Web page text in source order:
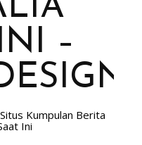
–
Kumpulan Berita
Ini